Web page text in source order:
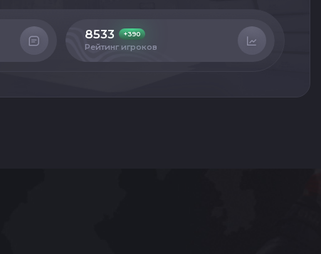
8533 +390
Рейтинг игроков